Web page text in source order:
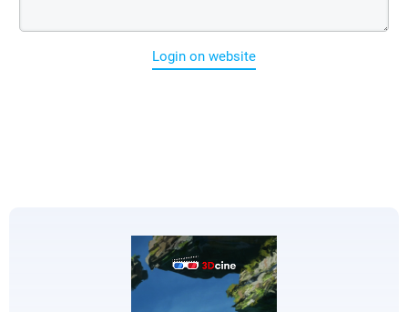
Login on website